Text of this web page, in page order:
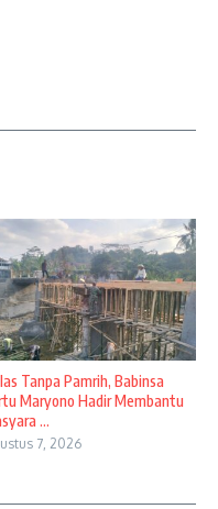
Tanpa Pamrih, Babinsa
Maryono Hadir Membantu
...
7, 2026